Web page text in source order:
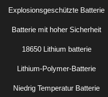
Explosionsgeschützte Batterie
Batterie mit hoher Sicherheit
18650 Lithium batterie
Lithium-Polymer-Batterie
Niedrig Temperatur Batterie